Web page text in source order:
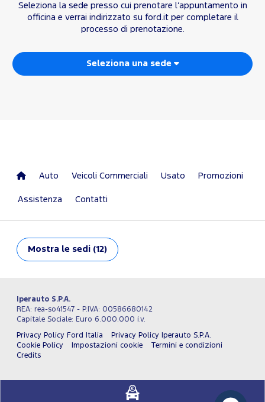
Seleziona la sede presso cui prenotare l’appuntamento in
officina e verrai indirizzato su ford.it per completare il
processo di prenotazione.
Seleziona una sede
Auto Veicoli Commerciali Usato Promozioni
Assistenza Contatti
Mostra le sedi (12)
Iperauto S.P.A.
REA: rea-so41547 - P.IVA: 00586680142
Capitale Sociale: Euro 6.000.000 i.v.
Privacy Policy Ford Italia
Privacy Policy Iperauto S.P.A.
Cookie Policy
Impostazioni cookie
Termini e condizioni
Credits